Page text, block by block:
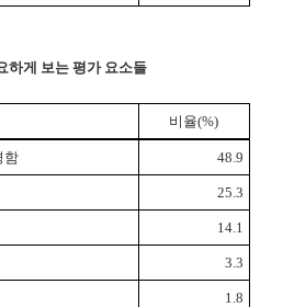
하게 보는 평가 요소들
비율(%)
함 48.9
25.3
14.1
3.3
1.8